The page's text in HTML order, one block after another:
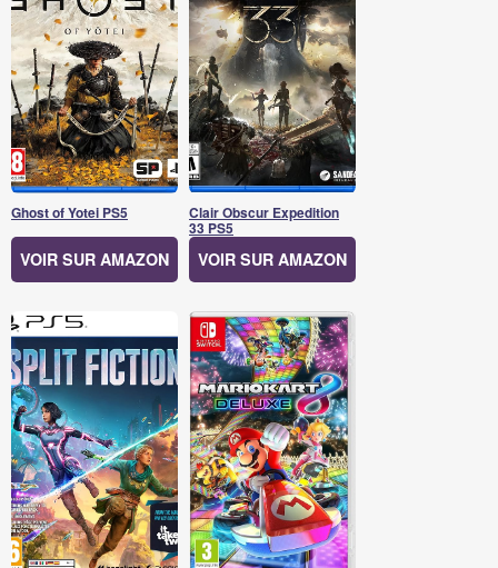
Ghost of Yotei PS5
VOIR SUR AMAZON
Clair Obscur Expedition
33 PS5
VOIR SUR AMAZON